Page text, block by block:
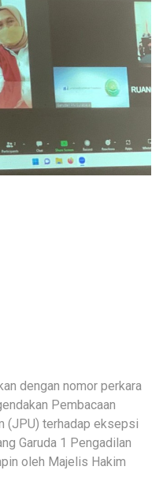
dengan nomor perkara
Pembacaan
(JPU) terhadap eksepsi
Garuda 1 Pengadilan
oleh Majelis Hakim